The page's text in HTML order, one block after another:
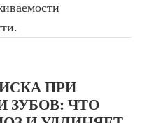
ПРИ
ЧТО